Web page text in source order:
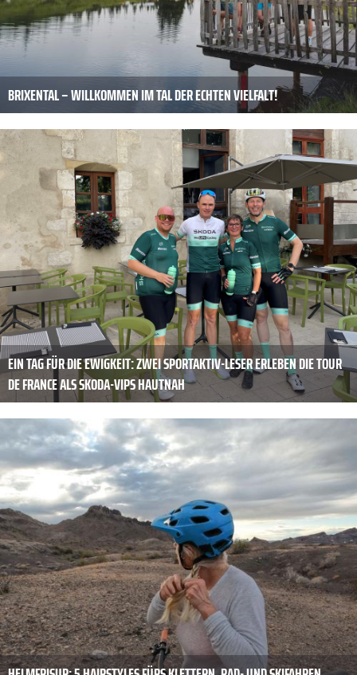
BRIXENTAL – WILLKOMMEN IM TAL DER ECHTEN VIELFALT!
EIN TAG FÜR DIE EWIGKEIT: ZWEI SPORTAKTIV-LESER ERLEBEN DIE TOUR
DE FRANCE ALS SKODA-VIPS HAUTNAH